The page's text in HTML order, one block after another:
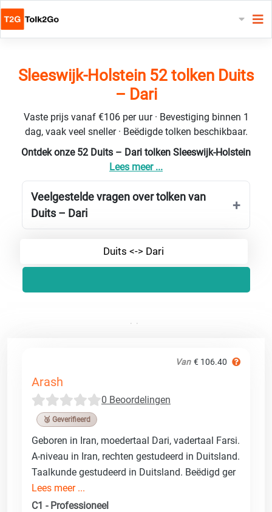
Sleeswijk-Holstein 52 tolken Duits
– Dari
Vaste prijs vanaf €106 per uur · Bevestiging binnen 1
dag, vaak veel sneller · Beëdigde tolken beschikbaar.
Ontdek onze 52 Duits – Dari tolken Sleeswijk-Holstein
Lees meer ...
Veelgestelde vragen over tolken van
Duits – Dari
Duits <-> Dari
Van € 106.40
Arash
0 Beoordelingen
🥉 Geverifieerd
Geboren in Iran, moedertaal Dari, vadertaal Farsi.
A-niveau in Iran, rechten gestudeerd in Duitsland.
Taalkunde gestudeerd in Duitsland. Beëdigd ger
Lees meer ...
C1 - Professioneel